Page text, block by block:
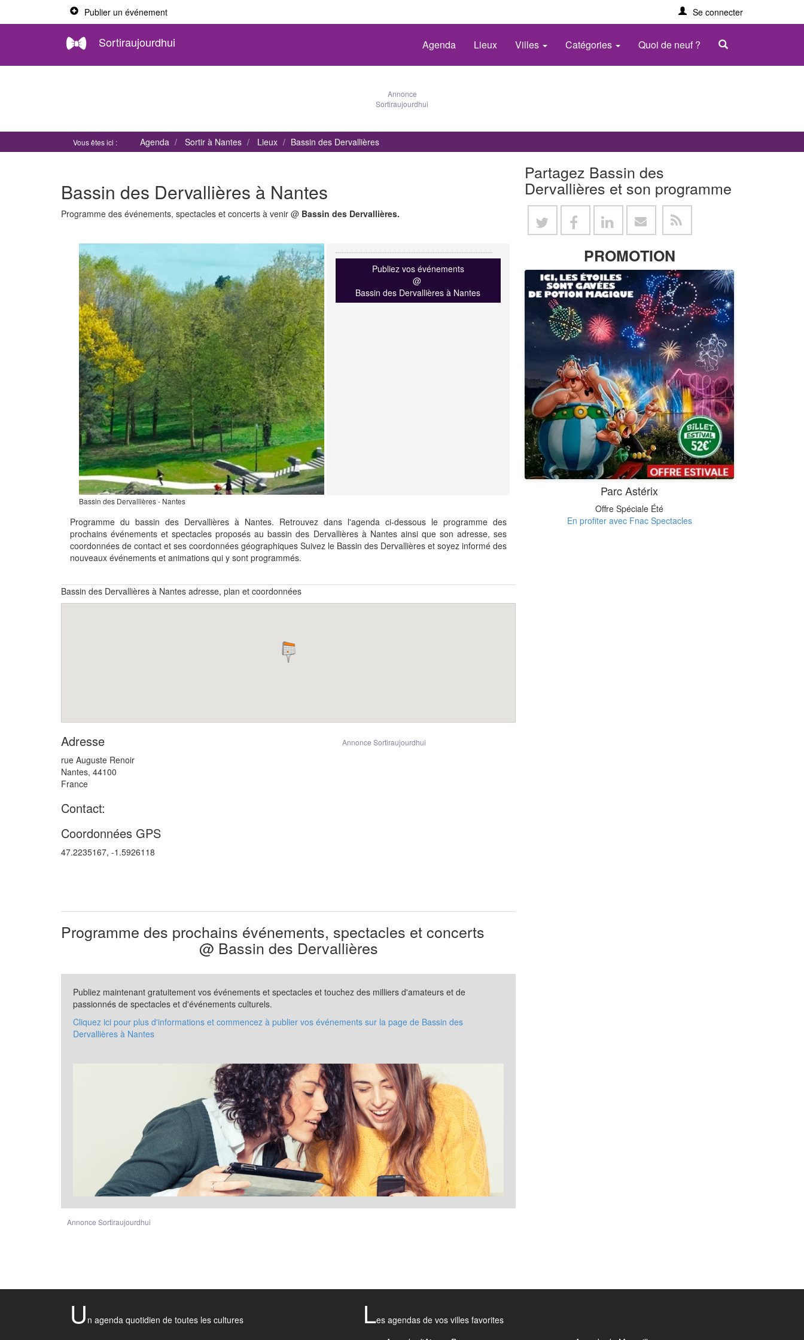
Publier un événement Se connecter
Sortiraujourdhui Agenda Lieux Villes Catégories Quoi de neuf ?
Annonce
Sortiraujourdhui
Vous êtes ici : Agenda Sortir à Nantes Lieux Bassin des Dervallières
Bassin des Dervallières à Nantes
Programme des événements, spectacles et concerts à venir @ Bassin des Dervallières.
Bassin des Dervallières - Nantes
Publiez vos événements
@
Bassin des Dervallières à Nantes
Programme du bassin des Dervallières à Nantes. Retrouvez dans l'agenda ci-dessous le programme des
prochains événements et spectacles proposés au bassin des Dervallières à Nantes ainsi que son adresse, ses
coordonnées de contact et ses coordonnées géographiques Suivez le Bassin des Dervallières et soyez informé des
nouveaux événements et animations qui y sont programmés.
Bassin des Dervallières à Nantes adresse, plan et coordonnées
Annonce Sortiraujourdhui
Adresse
rue Auguste Renoir
Nantes, 44100
France
Contact:
Coordonnées GPS
47.2235167, -1.5926118
Programme des prochains événements, spectacles et concerts
@ Bassin des Dervallières
Publiez maintenant gratuitement vos événements et spectacles et touchez des milliers d'amateurs et de
passionnés de spectacles et d'événements culturels.
Cliquez ici pour plus d'informations et commencez à publier vos événements sur la page de Bassin des
Dervallières à Nantes
Annonce Sortiraujourdhui
Partagez Bassin des
Dervallières et son programme
PROMOTION
Parc Astérix
Offre Spéciale Été
En profiter avec Fnac Spectacles
U n agenda quotidien de toutes les cultures Les agendas de vos villes favorites